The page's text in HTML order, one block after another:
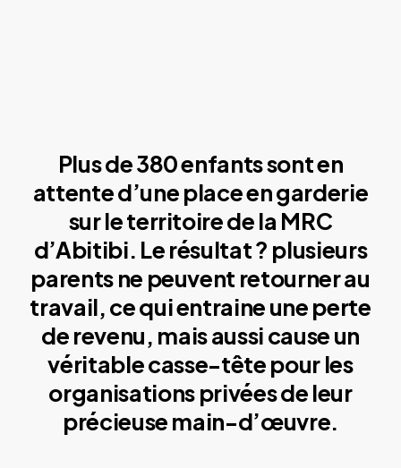
Plus de 380 enfants sont en
attente d’une place en garderie
sur le territoire de la MRC
d’Abitibi. Le résultat ? plusieurs
parents ne peuvent retourner au
travail, ce qui entraine une perte
de revenu, mais aussi cause un
véritable casse-tête pour les
organisations privées de leur
précieuse main-d’œuvre.